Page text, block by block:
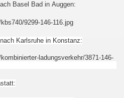
Basel Bad in Auggen:
Karlsruhe in Konstanz: